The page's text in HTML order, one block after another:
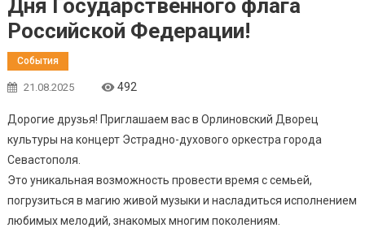
Дня Государственного флага
Российской Федерации!
События
21.08.2025 492
Дорогие друзья! Приглашаем вас в Орлиновский Дворец
культуры на концерт Эстрадно-духового оркестра города
Севастополя.
Это уникальная возможность провести время с семьей,
погрузиться в магию живой музыки и насладиться исполнением
любимых мелодий, знакомых многим поколениям.